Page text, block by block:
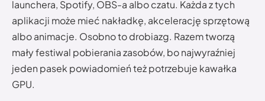
launchera, Spotify, OBS-a albo czatu. Każda z tych
aplikacji może mieć nakładkę, akcelerację sprzętową
albo animacje. Osobno to drobiazg. Razem tworzą
mały festiwal pobierania zasobów, bo najwyraźniej
jeden pasek powiadomień też potrzebuje kawałka
GPU.